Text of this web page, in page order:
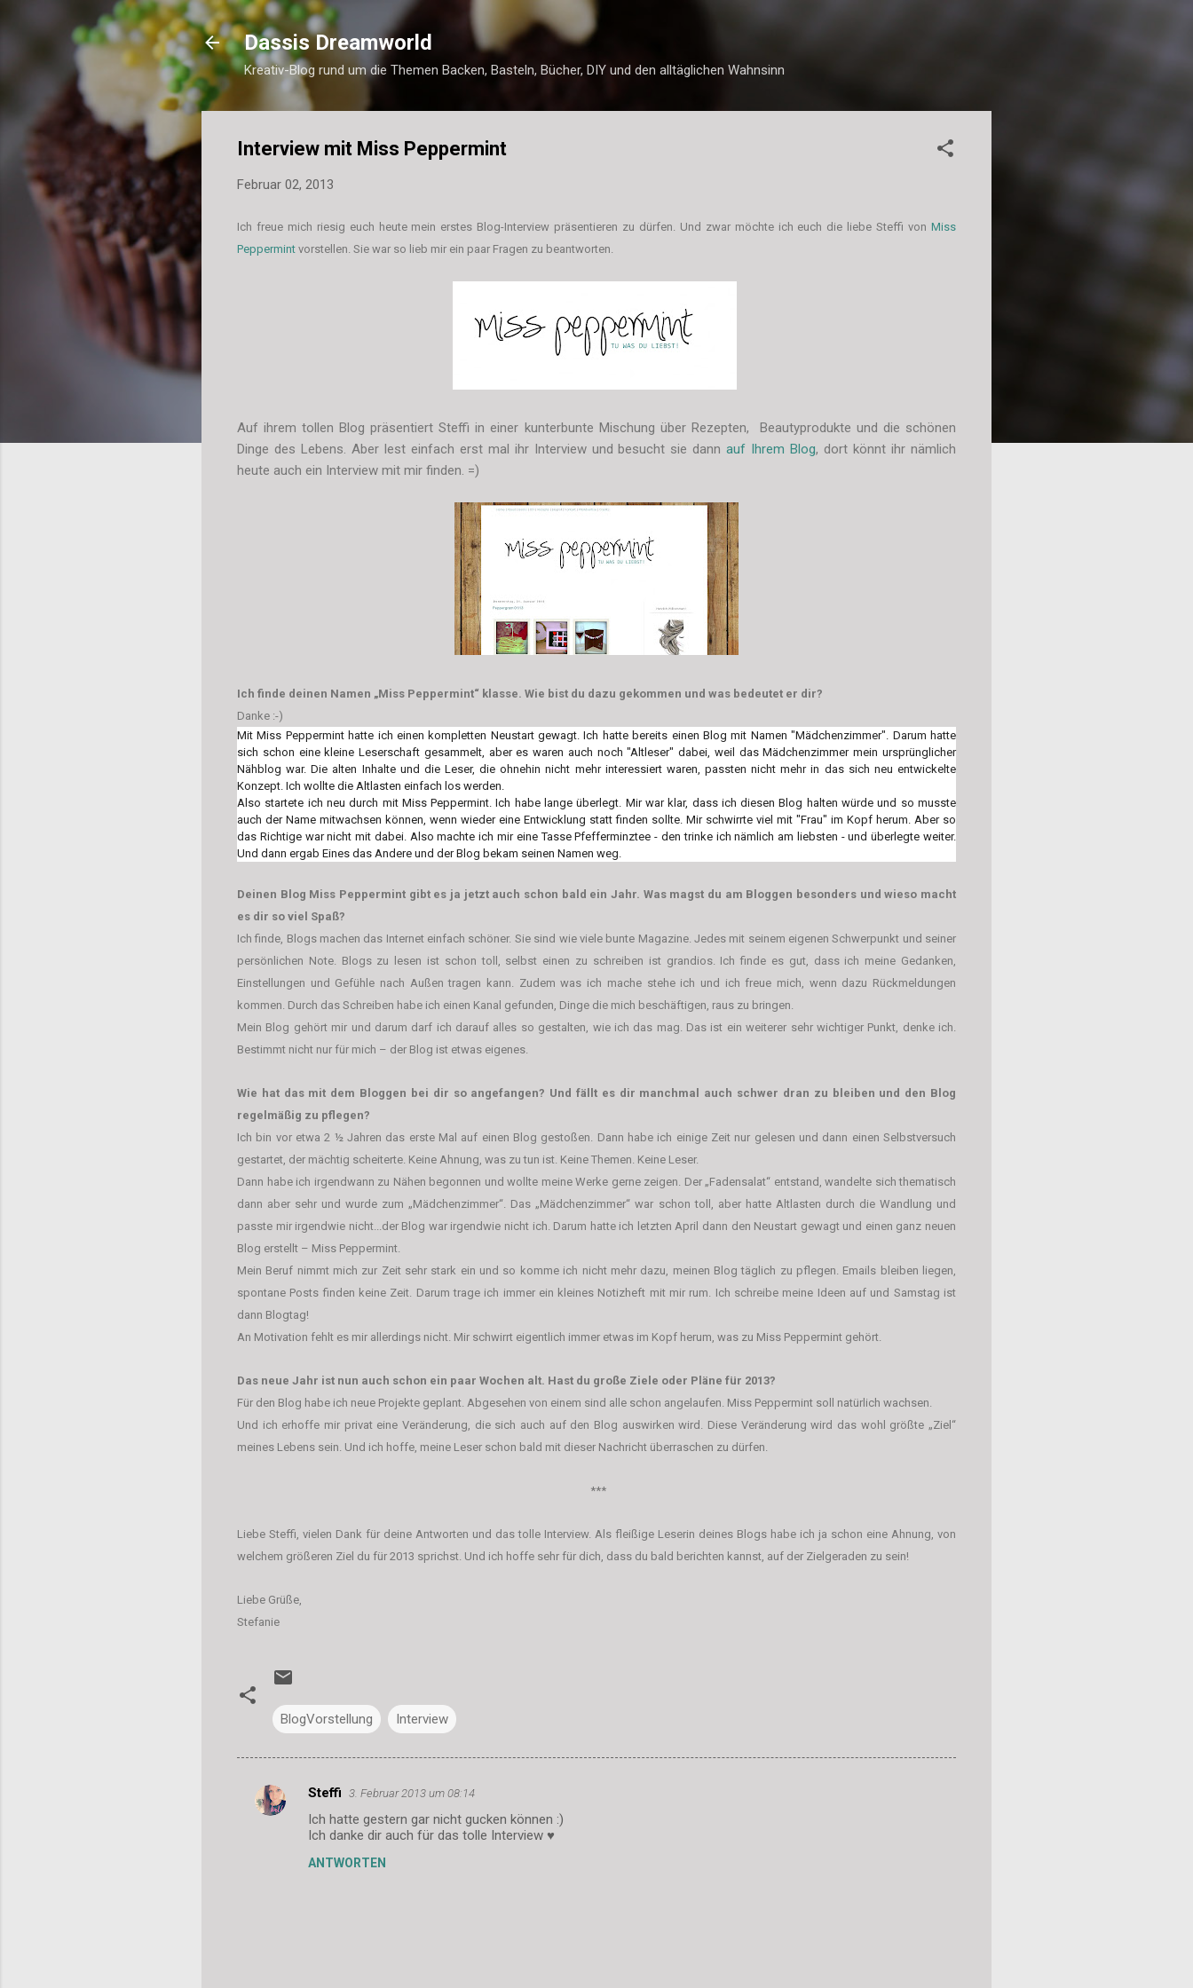
Direkt zum Hauptbereich
Dassis Dreamworld
Kreativ-Blog rund um die Themen Backen, Basteln, Bücher, DIY und den alltäglichen Wahnsinn
Interview mit Miss Peppermint
Februar 02, 2013
Ich freue mich riesig euch heute mein erstes Blog-Interview präsentieren zu dürfen. Und zwar möchte ich euch die liebe Steffi vonMiss
Peppermint vorstellen. Sie war so lieb mir ein paar Fragen zu beantworten.
Auf ihrem tollen Blog präsentiert Steffi in einer kunterbunte Mischung über Rezepten, Beautyprodukte und die schönen
Dinge des Lebens. Aber lest einfach erst mal ihr Interview und besucht sie dannauf Ihrem Blog, dort könnt ihr nämlich
heute auch ein Interview mit mir finden. =)
Ich finde deinen Namen „Miss Peppermint“ klasse. Wie bist du dazu gekommen und was bedeutet er dir?
Danke :-)
Mit Miss Peppermint hatte ich einen kompletten Neustart gewagt. Ich hatte bereits einen Blog mit Namen "Mädchenzimmer". Darum hatte
sich schon eine kleine Leserschaft gesammelt, aber es waren auch noch "Altleser" dabei, weil das Mädchenzimmer mein ursprünglicher
Nähblog war. Die alten Inhalte und die Leser, die ohnehin nicht mehr interessiert waren, passten nicht mehr in das sich neu entwickelte
Konzept. Ich wollte die Altlasten einfach los werden.
Also startete ich neu durch mit Miss Peppermint. Ich habe lange überlegt. Mir war klar, dass ich diesen Blog halten würde und so musste
auch der Name mitwachsen können, wenn wieder eine Entwicklung statt finden sollte. Mir schwirrte viel mit "Frau" im Kopf herum. Aber so
das Richtige war nicht mit dabei. Also machte ich mir eine Tasse Pfefferminztee - den trinke ich nämlich am liebsten - und überlegte weiter.
Und dann ergab Eines das Andere und der Blog bekam seinen Namen weg.
Deinen Blog Miss Peppermint gibt es ja jetzt auch schon bald ein Jahr. Was magst du am Bloggen besonders und wieso macht
es dir so viel Spaß?
Ich finde, Blogs machen das Internet einfach schöner. Sie sind wie viele bunte Magazine. Jedes mit seinem eigenen Schwerpunkt und seiner
persönlichen Note. Blogs zu lesen ist schon toll, selbst einen zu schreiben ist grandios. Ich finde es gut, dass ich meine Gedanken,
Einstellungen und Gefühle nach Außen tragen kann. Zudem was ich mache stehe ich und ich freue mich, wenn dazu Rückmeldungen
kommen. Durch das Schreiben habe ich einen Kanal gefunden, Dinge die mich beschäftigen, raus zu bringen.
Mein Blog gehört mir und darum darf ich darauf alles so gestalten, wie ich das mag. Das ist ein weiterer sehr wichtiger Punkt, denke ich.
Bestimmt nicht nur für mich – der Blog ist etwas eigenes.
Wie hat das mit dem Bloggen bei dir so angefangen? Und fällt es dir manchmal auch schwer dran zu bleiben und den Blog
regelmäßig zu pflegen?
Ich bin vor etwa 2 ½ Jahren das erste Mal auf einen Blog gestoßen. Dann habe ich einige Zeit nur gelesen und dann einen Selbstversuch
gestartet, der mächtig scheiterte. Keine Ahnung, was zu tun ist. Keine Themen. Keine Leser.
Dann habe ich irgendwann zu Nähen begonnen und wollte meine Werke gerne zeigen. Der „Fadensalat“ entstand, wandelte sich thematisch
dann aber sehr und wurde zum „Mädchenzimmer“. Das „Mädchenzimmer“ war schon toll, aber hatte Altlasten durch die Wandlung und
passte mir irgendwie nicht...der Blog war irgendwie nicht ich. Darum hatte ich letzten April dann den Neustart gewagt und einen ganz neuen
Blog erstellt – Miss Peppermint.
Mein Beruf nimmt mich zur Zeit sehr stark ein und so komme ich nicht mehr dazu, meinen Blog täglich zu pflegen. Emails bleiben liegen,
spontane Posts finden keine Zeit. Darum trage ich immer ein kleines Notizheft mit mir rum. Ich schreibe meine Ideen auf und Samstag ist
dann Blogtag!
An Motivation fehlt es mir allerdings nicht. Mir schwirrt eigentlich immer etwas im Kopf herum, was zu Miss Peppermint gehört.
Das neue Jahr ist nun auch schon ein paar Wochen alt. Hast du große Ziele oder Pläne für 2013?
Für den Blog habe ich neue Projekte geplant. Abgesehen von einem sind alle schon angelaufen. Miss Peppermint soll natürlich wachsen.
Und ich erhoffe mir privat eine Veränderung, die sich auch auf den Blog auswirken wird. Diese Veränderung wird das wohl größte „Ziel“
meines Lebens sein. Und ich hoffe, meine Leser schon bald mit dieser Nachricht überraschen zu dürfen.
***
Liebe Steffi, vielen Dank für deine Antworten und das tolle Interview. Als fleißige Leserin deines Blogs habe ich ja schon eine Ahnung, von
welchem größeren Ziel du für 2013 sprichst. Und ich hoffe sehr für dich, dass du bald berichten kannst , auf der Zielgeraden zu sein!
Liebe Grüße,
Stefanie
BlogVorstellung Interview
K
Steffi 3. Februar 2013 um 08:14
Ich hatte gestern gar nicht gucken können :)
Ich danke dir auch für das tolle Interview ♥
ANTWORTEN